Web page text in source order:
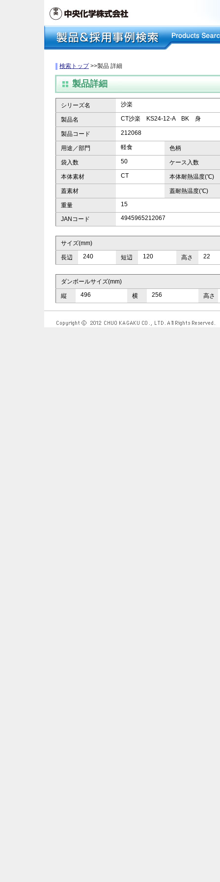
検索トップ>>製品 詳細
製品詳細
シリーズ名 沙楽
製品名 CT沙楽 KS24-12-A BK 身
製品コード 212068
用途／部門 軽食 色柄
袋入数 50 ケース入数
本体素材 CT 本体耐熱温度(℃)
蓋素材 蓋耐熱温度(℃)
重量 15
JANコード 4945965212067
サイズ(mm)
長辺 240 短辺 120 高さ 22
ダンボールサイズ(mm)
縦 496 横 256 高さ